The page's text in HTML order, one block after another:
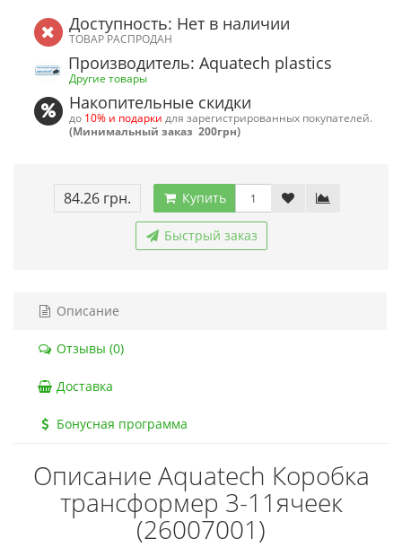
Доступность: Нет в наличии
ТОВАР РАСПРОДАН
Производитель: Aquatech plastics
Другие товары
Накопительные скидки
до 10% и подарки для зарегистрированных покупателей.
(Минимальный заказ 200грн)
84.26 грн. Купить
Быстрый заказ
Описание
Отзывы (0)
Доставка
Бонусная программа
Описание Aquatech Коробка
трансформер 3-11ячеек
(26007001)